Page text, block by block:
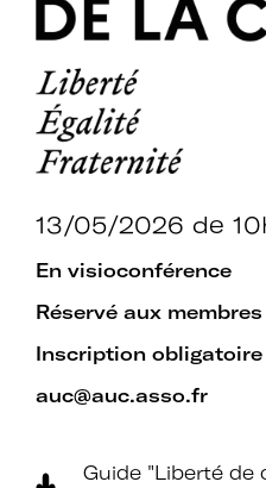
Participer à
permettent de
politiques
établissements.
Espace
adhérent
Identifiant ou e-mail
13/05/2026 de
En visioconférence
Réservé aux
Inscription obligatoire
auc@auc.asso.fr
Guide "Liberté de